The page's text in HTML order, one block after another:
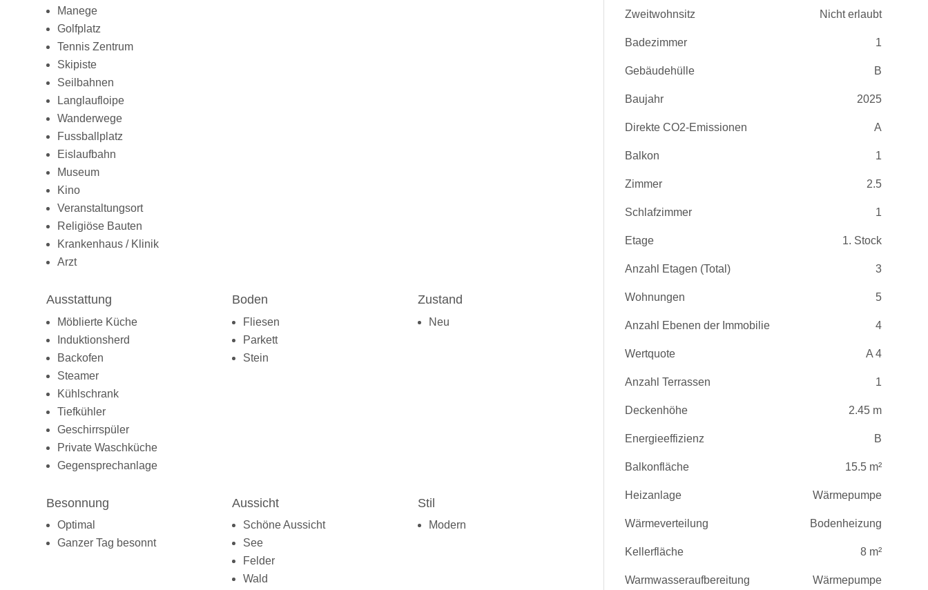
Manege
Golfplatz
Tennis Zentrum
Skipiste
Seilbahnen
Langlaufloipe
Wanderwege
Fussballplatz
Eislaufbahn
Museum
Kino
Veranstaltungsort
Religiöse Bauten
Krankenhaus / Klinik
Arzt
Ausstattung
Möblierte Küche
Induktionsherd
Backofen
Steamer
Kühlschrank
Tiefkühler
Geschirrspüler
Private Waschküche
Gegensprechanlage
Boden
Fliesen
Parkett
Stein
Zustand
Neu
Besonnung
Optimal
Ganzer Tag besonnt
Aussicht
Schöne Aussicht
See
Felder
Wald
Stil
Modern
Zweitwohnsitz Nicht erlaubt
Badezimmer 1
Gebäudehülle B
Baujahr 2025
Direkte CO2-Emissionen A
Balkon 1
Zimmer 2.5
Schlafzimmer 1
Etage 1. Stock
Anzahl Etagen (Total) 3
Wohnungen 5
Anzahl Ebenen der Immobilie 4
Wertquote A 4
Anzahl Terrassen 1
Deckenhöhe 2.45 m
Energieeffizienz B
Balkonfläche 15.5 m²
Heizanlage Wärmepumpe
Wärmeverteilung Bodenheizung
Kellerfläche 8 m²
Warmwasseraufbereitung Wärmepumpe